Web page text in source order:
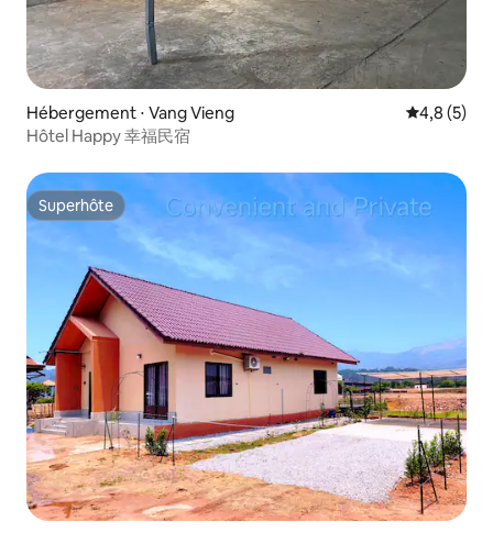
Hébergement ⋅ Vang Vieng Évaluation
4,8 (5)
Hôtel Happy 幸福民宿
Superhôte
Superhôte